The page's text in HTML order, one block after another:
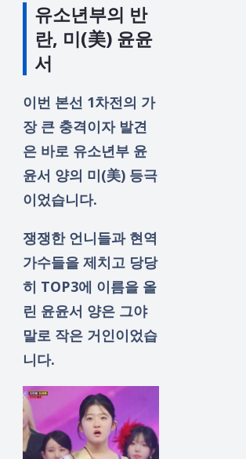
유소년부의 반
란, 미(美) 윤윤
서
이번 본선 1차전의 가
장 큰 충격이자 발견
은 바로 유소년부 윤
윤서 양의 미(美) 등극
이었습니다.
쟁쟁한 언니들과 현역
가수들을 제치고 당당
히 TOP3에 이름을 올
린 윤윤서 양은 그야
말로 작은 거인이었습
니다.